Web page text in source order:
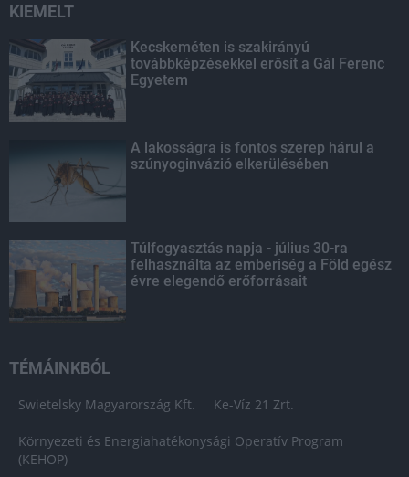
KIEMELT
Kecskeméten is szakirányú
továbbképzésekkel erősít a Gál Ferenc
Egyetem
A lakosságra is fontos szerep hárul a
szúnyoginvázió elkerülésében
Túlfogyasztás napja - július 30-ra
felhasználta az emberiség a Föld egész
évre elegendő erőforrásait
TÉMÁINKBÓL
Swietelsky Magyarország Kft. Ke-Víz 21 Zrt.
Környezeti és Energiahatékonysági Operatív Program
(KEHOP)